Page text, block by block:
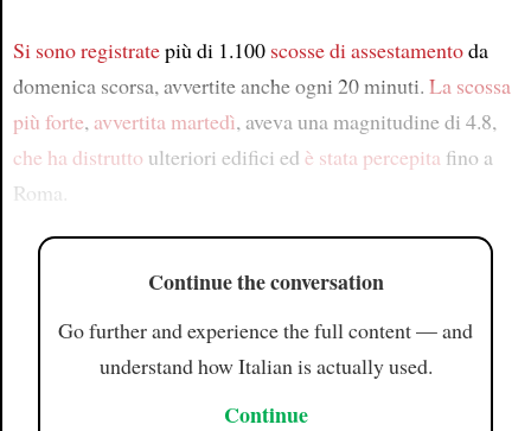
Si sono registratepiù di 1.100 scosse di assestamentoda
domenica scorsa, avvertite anche ogni 20 minuti. La scossa
più forte, avvertita martedì, aveva una magnitudine di 4.8,
che ha distrutto ulteriori edifici ed è stata percepita fino a
Roma.
Continue the conversation
Go further and experience the full content — and
understand how Italian is actually used.
Continue